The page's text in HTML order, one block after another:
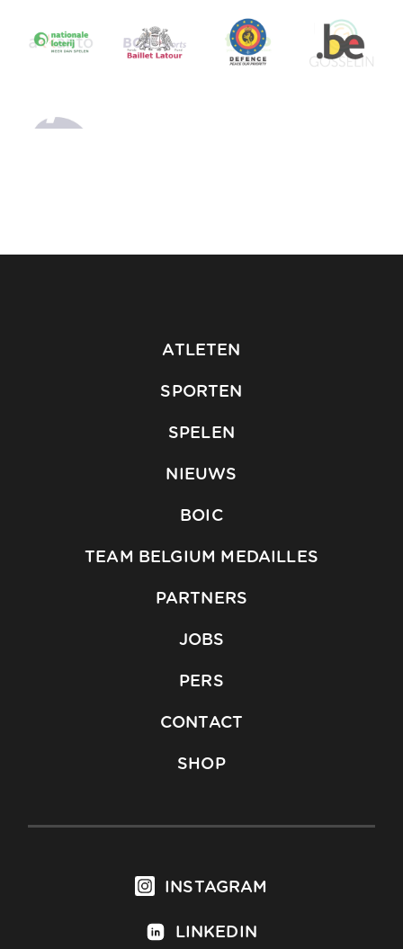
ATLETEN
SPORTEN
SPELEN
NIEUWS
BOIC
TEAM BELGIUM MEDAILLES
PARTNERS
JOBS
PERS
CONTACT
SHOP
INSTAGRAM
LINKEDIN